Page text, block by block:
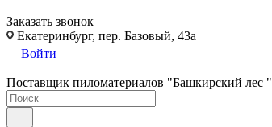
Заказать звонок
Екатеринбург, пер. Базовый, 43а
Войти
Поставщик пиломатериалов "Башкирский лес "